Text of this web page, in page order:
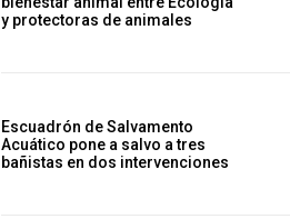
y protectoras de animales
Escuadrón de Salvamento
Acuático pone a salvo a tres
bañistas en dos intervenciones